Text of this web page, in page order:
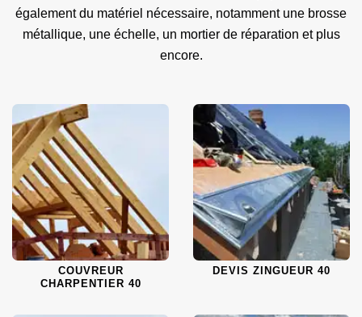
également du matériel nécessaire, notamment une brosse
métallique, une échelle, un mortier de réparation et plus
encore.
COUVREUR
CHARPENTIER 40
DEVIS ZINGUEUR 40